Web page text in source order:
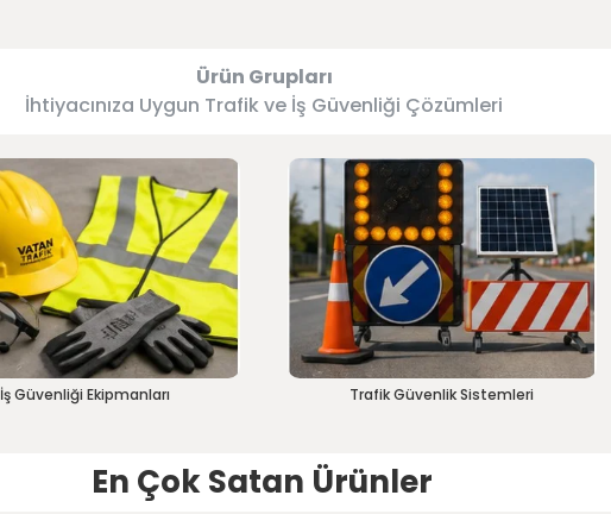
Ürün Grupları
İhtiyacınıza Uygun Trafik ve İş Güvenliği Çözümleri
İş Güvenliği Ekipmanları Trafik Güvenlik Sistemleri
En Çok Satan Ürünler